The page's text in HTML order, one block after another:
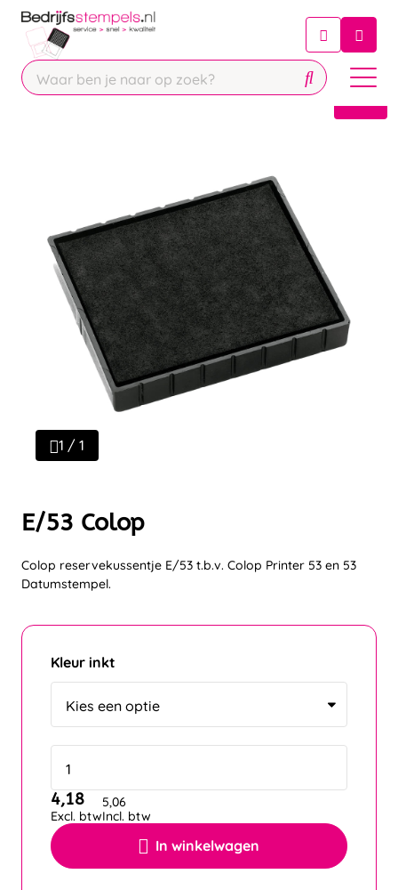
Chatbot
Chat 24/7 met onze chatbot voor
Contact
1 / 1
E/53 Colop
Colop reservekussentje E/53 t.b.v. Colop Printer 53 en 53
Datumstempel.
Kleur inkt
In winkelwagen
4,18
Excl. btw
5,06
Incl. btw